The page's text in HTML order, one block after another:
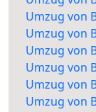
Umzug von
Umzug von
Umzug von
Umzug von
Umzug von
Umzug von